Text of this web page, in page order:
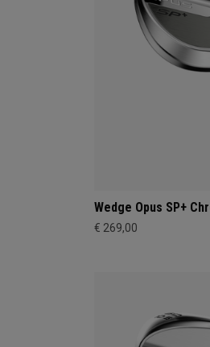
Wedge Opus SP+
€ 269,00